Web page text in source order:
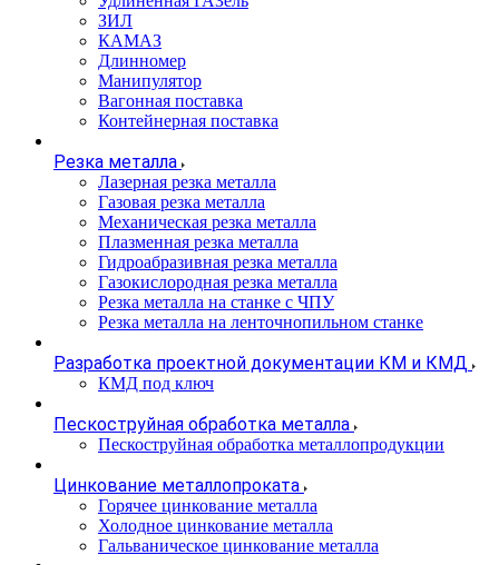
ЗИЛ
КАМАЗ
Длинномер
Манипулятор
Вагонная поставка
Контейнерная поставка
Резка металла
Лазерная резка металла
Газовая резка металла
Механическая резка металла
Плазменная резка металла
Гидроабразивная резка металла
Газокислородная резка металла
Резка металла на станке с ЧПУ
Резка металла на ленточнопильном станке
Разработка проектной документации КМ и КМД
КМД под ключ
Пескоструйная обработка металла
Пескоструйная обработка металлопродукции
Цинкование металлопроката
Горячее цинкование металла
Холодное цинкование металла
Гальваническое цинкование металла